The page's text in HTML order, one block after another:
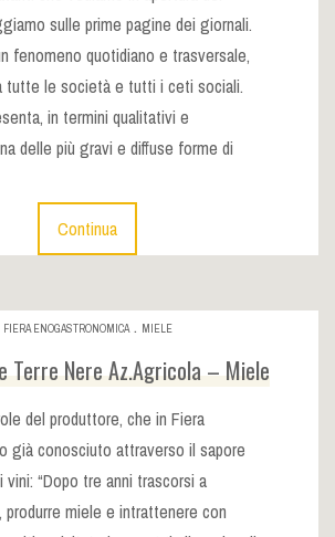
sulle prime pagine dei giornali.
fenomeno quotidiano e trasversale,
tutte le società e tutti i ceti sociali.
in termini qualitativi e
delle più gravi e diffuse forme di
Continua
FIERA ENOGASTRONOMICA. MIELE
Terre Nere Az.Agricola – Miele
del produttore, che in Fiera
già conosciuto attraverso il sapore
vini: “Dopo tre anni trascorsi a
produrre miele e intrattenere con